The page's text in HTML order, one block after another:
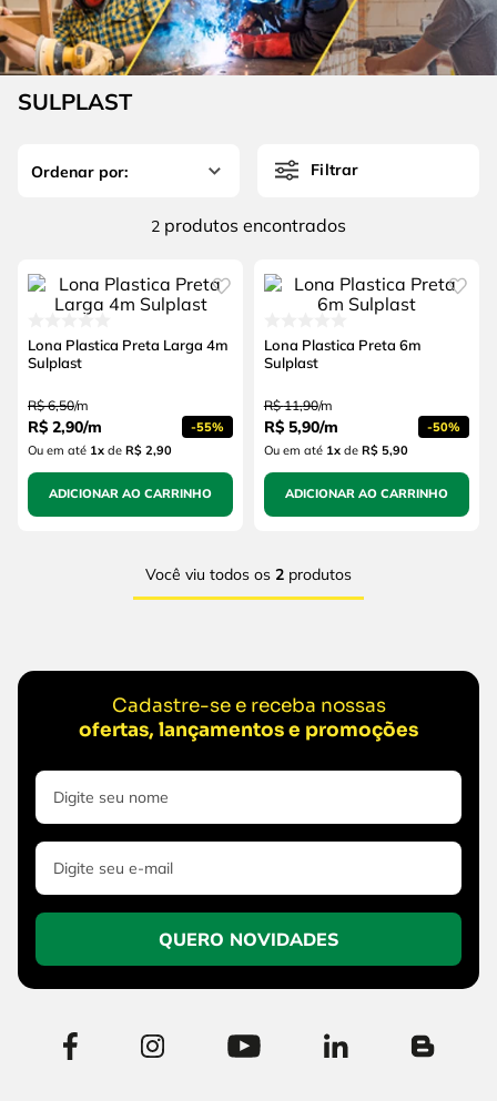
SULPLAST
Filtrar
2 produtos
Lona Plastica Preta Larga 4m
Sulplast
R$ 6,50/m
R$ 2,90/m -55%
Ou em até 1xde R$ 2,90
ADICIONAR AO CARRINHO
Lona Plastica Preta 6m
Sulplast
R$ 11,90/m
R$ 5,90/m -50%
Ou em até 1xde R$ 5,90
ADICIONAR AO CARRINHO
Você viu todos os 2 produtos
Cadastre-se e receba nossas
ofertas, lançamentos e promoções
QUERO NOVIDADES
6º serra copo
7º luva
8 fio
chave impacto
4 º escada
5º serra circular
º serra copo
fio